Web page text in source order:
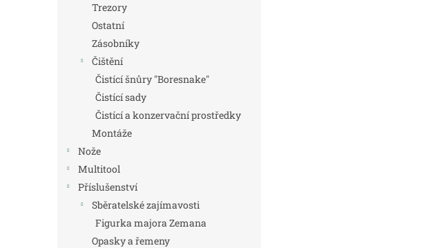
Trezory
Ostatní
Zásobníky
Čištění
Čistící šnůry "Boresnake"
Čistící sady
Čistící a konzervační prostředky
Montáže
Nože
Multitool
Příslušenství
Sběratelské zajímavosti
Figurka majora Zemana
Opasky a řemeny